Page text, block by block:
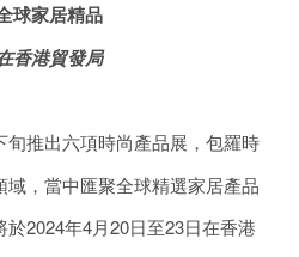
球家居精品
香港貿發局
旬推出六項時尚產品展，包羅時
，當中匯聚全球精選家居產品
於2024年4月20日至23日在香港